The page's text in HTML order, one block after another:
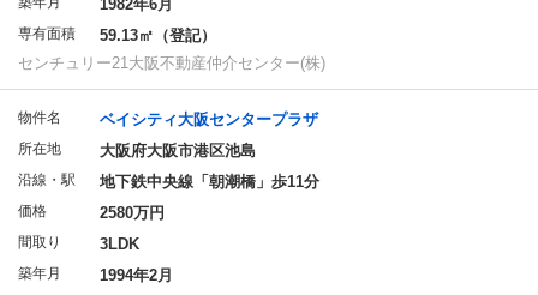
1982年6月
専有面積
59.13㎡（登記）
センチュリー21大阪不動産仲介センター(株)
物件名 ベイシティ大阪センタープラザ
所在地 大阪府大阪市港区池島
沿線・駅 地下鉄中央線「朝潮橋」歩11分
価格 2580万円
間取り 3LDK
築年月 1994年2月